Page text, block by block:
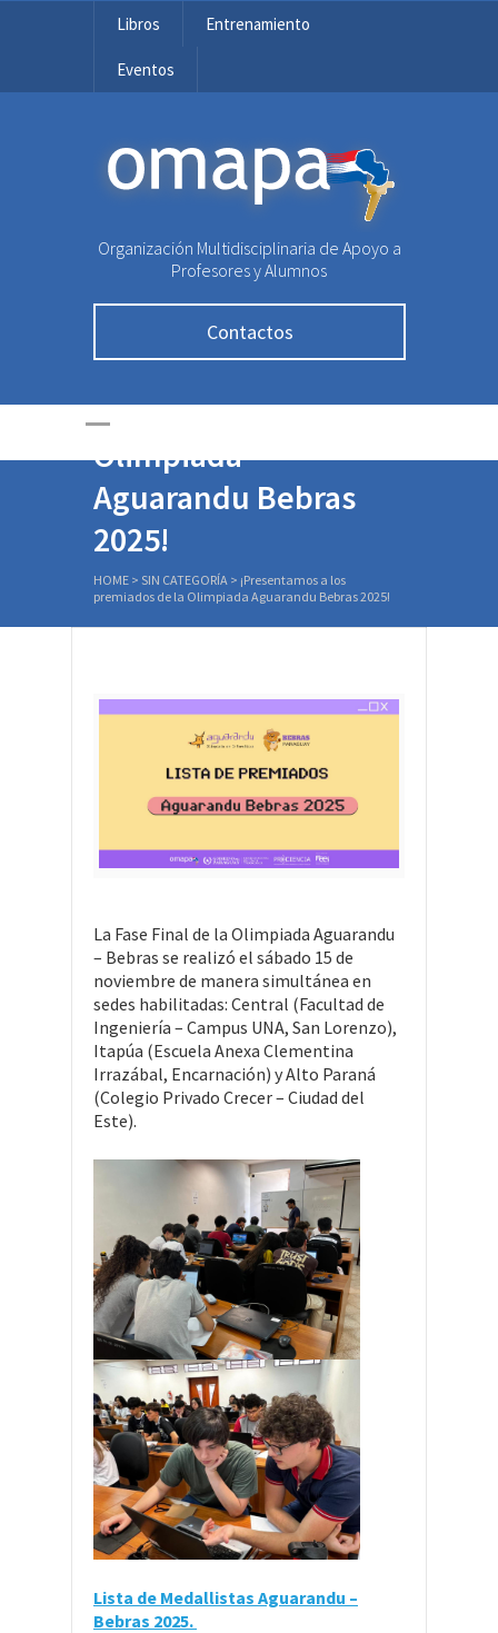
Libros Entrenamiento
Eventos
OMAPA
Organización Multidisciplinaria de Apoyo a
Profesores y Alumnos
Contactos
¡Presentamos a los
premiados de la
Olimpiada
Aguarandu Bebras
2025!
HOME > SIN CATEGORÍA > ¡Presentamos a los
premiados de la Olimpiada Aguarandu Bebras 2025!
La Fase Final de la Olimpiada Aguarandu
– Bebras se realizó el sábado 15 de
noviembre de manera simultánea en
sedes habilitadas: Central (Facultad de
Ingeniería – Campus UNA, San Lorenzo),
Itapúa (Escuela Anexa Clementina
Irrazábal, Encarnación) y Alto Paraná
(Colegio Privado Crecer – Ciudad del
Este).
Lista de Medallistas Aguarandu –
Bebras 2025.